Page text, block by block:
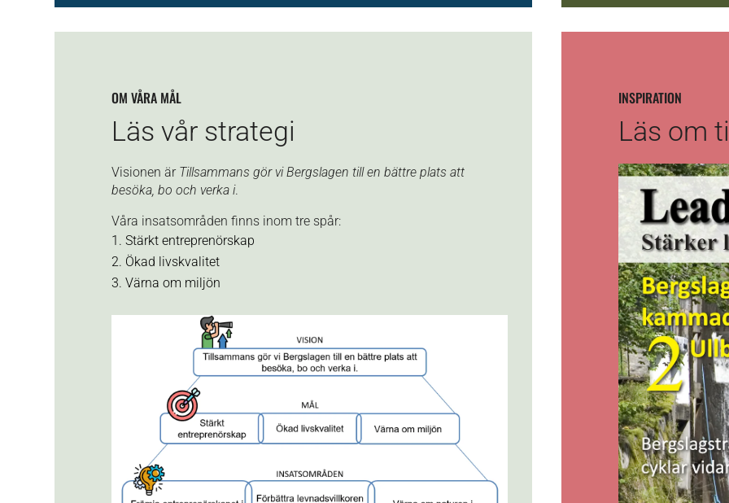
OM VÅRA MÅL
Läs vår strategi
Visionen är Tillsammans gör vi Bergslagen till en bättre plats att
besöka, bo och verka i.
Våra insatsområden finns inom tre spår:
Stärkt entreprenörskap
Ökad livskvalitet
Värna om miljön
INSPIRATION
Läs om